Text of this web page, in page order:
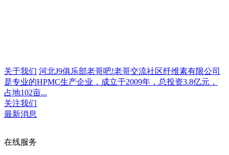
关于我们 河北J9俱乐部老哥吧!老哥交流社区纤维素有限公司
是专业的HPMC生产企业，成立于2009年，总投资3.8亿元，
占地102亩...
关注我们
最新消息
在线服务